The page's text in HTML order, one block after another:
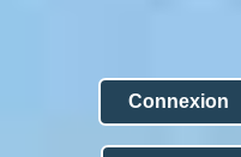
Connexion